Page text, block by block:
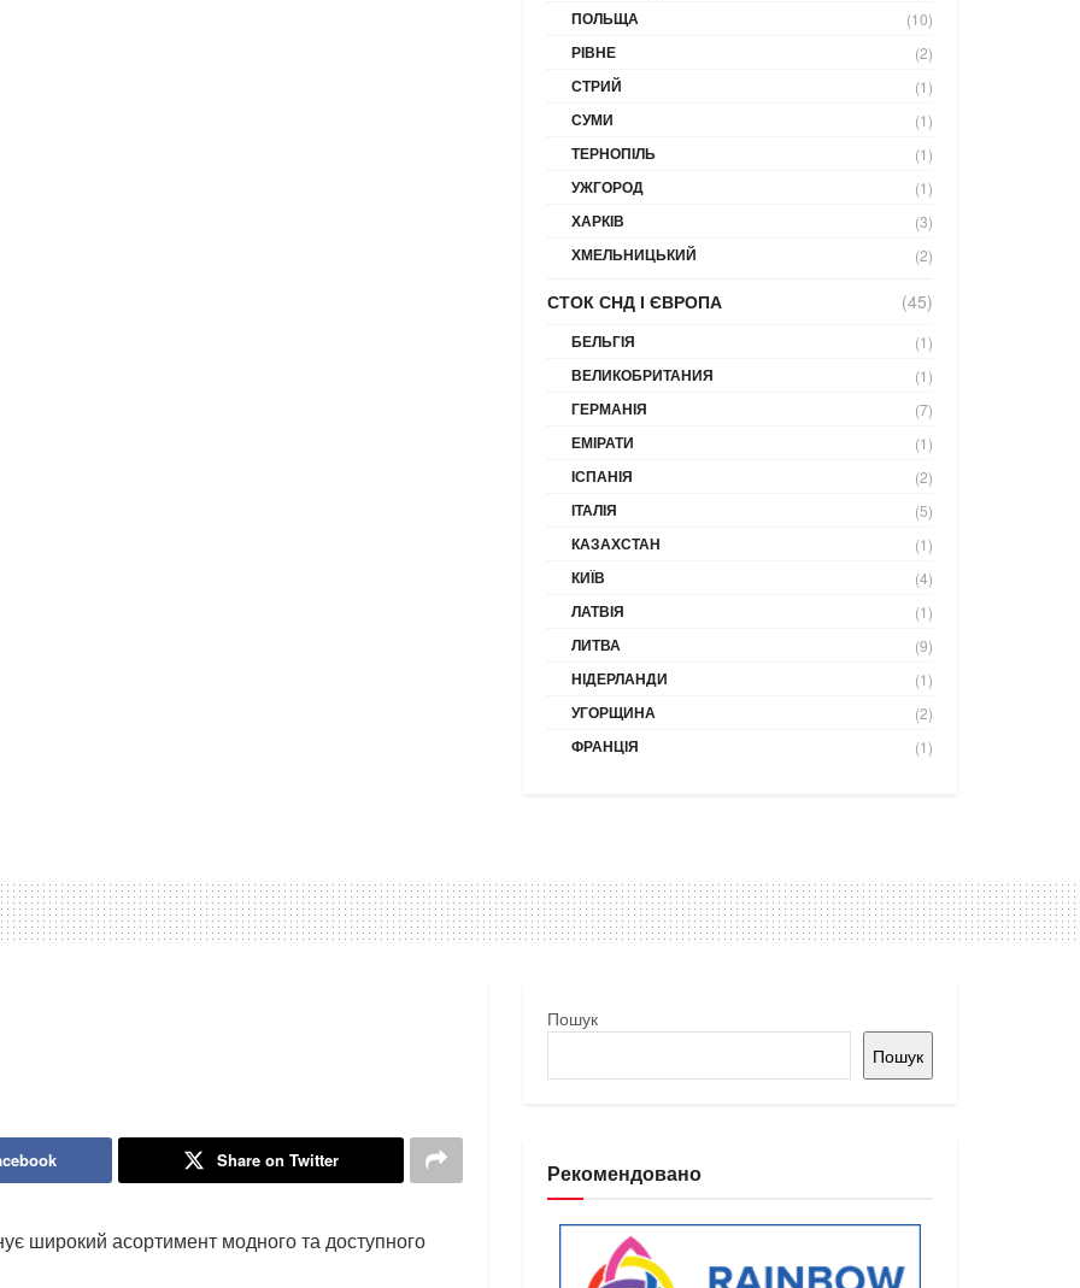
ПОЛЬЩА (10)
РІВНЕ (2)
СТРИЙ (1)
СУМИ (1)
ТЕРНОПІЛЬ (1)
УЖГОРОД (1)
ХАРКІВ (3)
ХМЕЛЬНИЦЬКИЙ (2)
СТОК СНД І ЄВРОПА (45)
БЕЛЬГІЯ (1)
ВЕЛИКОБРИТАНИЯ (1)
ГЕРМАНІЯ (7)
ЕМІРАТИ (1)
ІСПАНІЯ (2)
ІТАЛІЯ (5)
КАЗАХСТАН (1)
КИЇВ (4)
ЛАТВІЯ (1)
ЛИТВА (9)
НІДЕРЛАНДИ (1)
УГОРЩИНА (2)
ФРАНЦІЯ (1)
Share on Twitter
широкий асортимент модного та доступного
Пошук
Пошук
Рекомендовано